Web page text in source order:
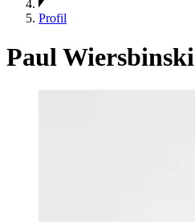
Profil
Paul Wiersbinski